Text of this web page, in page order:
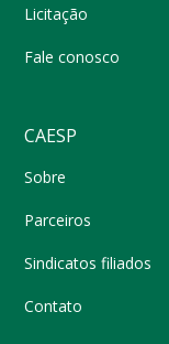
Licitação
Fale conosco
CAESP
Sobre
Parceiros
Sindicatos filiados
Contato